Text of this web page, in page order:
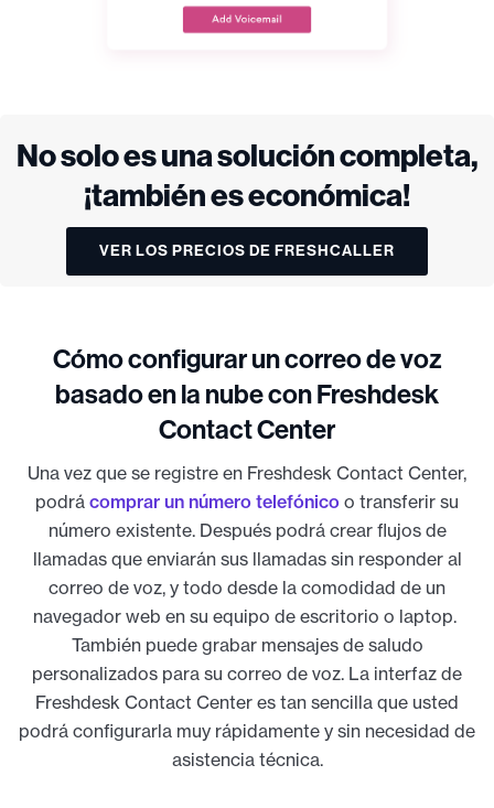
No solo es una solución completa,
¡también es económica!
VER LOS PRECIOS DE FRESHCALLER
Cómo configurar un correo de voz
basado en la nube con Freshdesk
Contact Center
Una vez que se registre en Freshdesk Contact Center,
podrá comprar un número telefónico o transferir su
número existente. Después podrá crear flujos de
llamadas que enviarán sus llamadas sin responder al
correo de voz, y todo desde la comodidad de un
navegador web en su equipo de escritorio o laptop.
También puede grabar mensajes de saludo
personalizados para su correo de voz. La interfaz de
Freshdesk Contact Center es tan sencilla que usted
podrá configurarla muy rápidamente y sin necesidad de
asistencia técnica.